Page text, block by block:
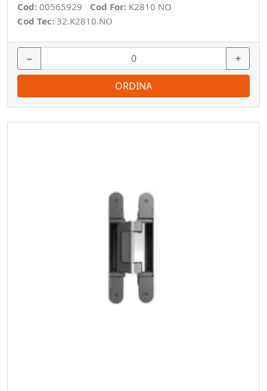
Cod: 00565929 Cod For: K2810 NO
Cod Tec: 32.K2810.NO
− +
ORDINA